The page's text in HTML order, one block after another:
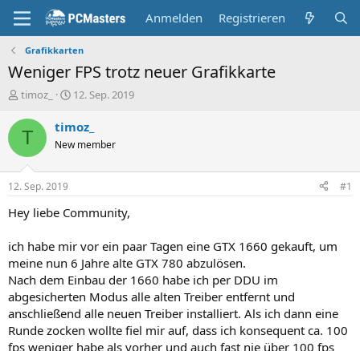
Anmelden Registrieren
Grafikkarten
Weniger FPS trotz neuer Grafikkarte
E
s
t
e
r
timoz_
E
s
e
t
a
12. Sep. 2019
T timoz_
New member
12. Sep. 2019 #1
Hey liebe Community,
ich habe mir vor ein paar Tagen eine GTX 1660 gekauft, um
meine nun 6 Jahre alte GTX 780 abzulösen.
Nach dem Einbau der 1660 habe ich per DDU im
abgesicherten Modus alle alten Treiber entfernt und
anschließend alle neuen Treiber installiert. Als ich dann eine
Runde zocken wollte fiel mir auf, dass ich konsequent ca. 100
fps weniger habe als vorher und auch fast nie über 100 fps